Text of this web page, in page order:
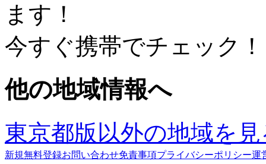
ます！
今すぐ携帯でチェック！
他の地域情報へ
東京都版以外の地域を
新規無料登録お問い合わせ免責事項プライバシーポリシー運